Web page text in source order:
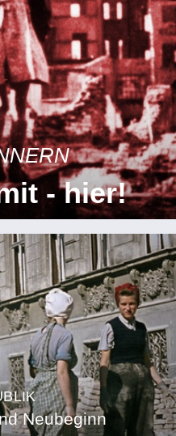
- hier!
Neubeginn